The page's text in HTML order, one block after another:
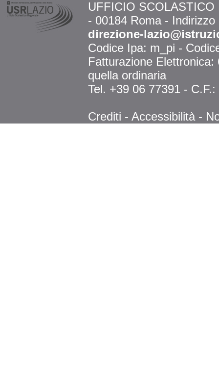
UFFICIO
- 00184 Roma -
direzione-
Codice Ipa: m_pi -
Fatturazione
quella ordinaria
Tel. +39 06 77391 -
Crediti - Accessibilità -